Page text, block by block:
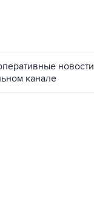
новости
канале